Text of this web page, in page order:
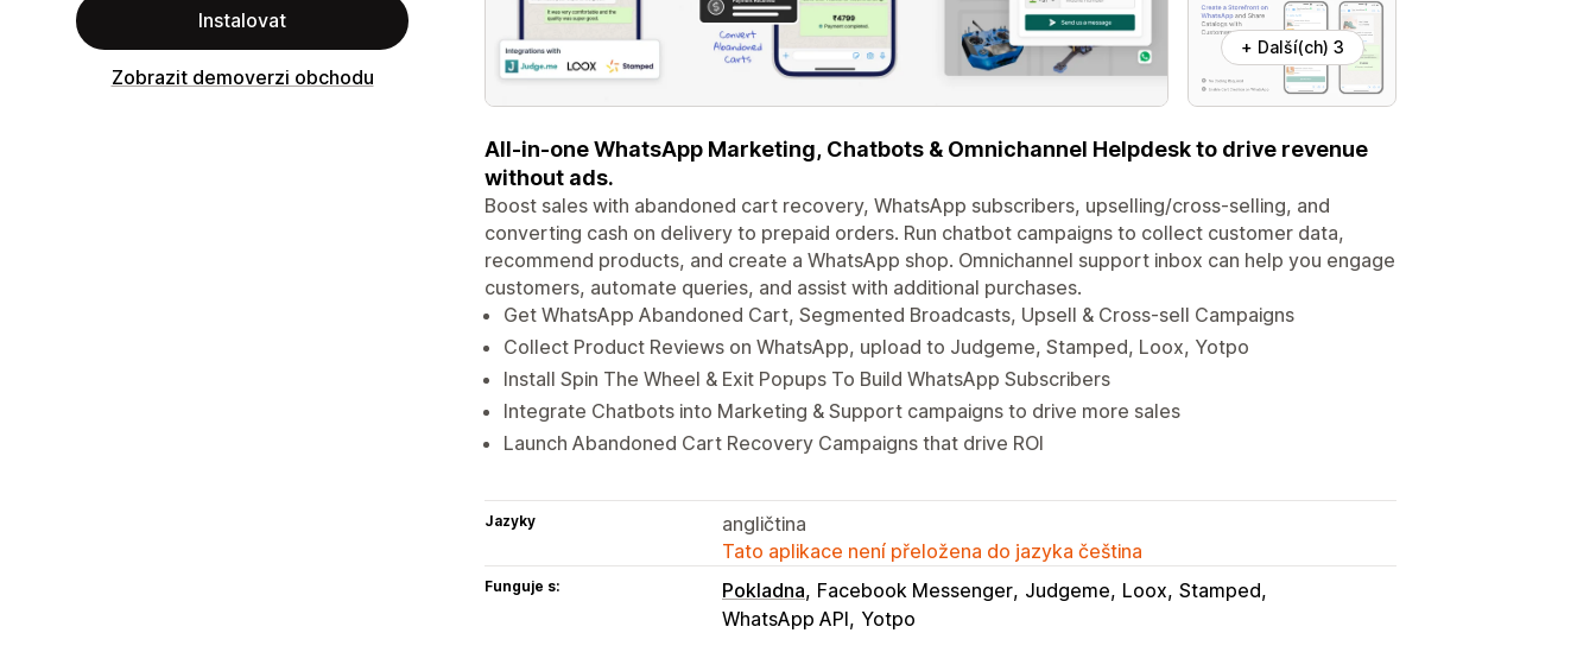
Instalovat
Zobrazit demoverzi obchodu
+ Další(ch) 3
All-in-one WhatsApp Marketing, Chatbots & Omnichannel Helpdesk to drive revenue
without ads.
Boost sales with abandoned cart recovery, WhatsApp subscribers, upselling/cross-selling, and
converting cash on delivery to prepaid orders. Run chatbot campaigns to collect customer data,
recommend products, and create a WhatsApp shop. Omnichannel support inbox can help you engage
customers, automate queries, and assist with additional purchases.
Get WhatsApp Abandoned Cart, Segmented Broadcasts, Upsell & Cross-sell Campaigns
Collect Product Reviews on WhatsApp, upload to Judgeme, Stamped, Loox, Yotpo
Install Spin The Wheel & Exit Popups To Build WhatsApp Subscribers
Integrate Chatbots into Marketing & Support campaigns to drive more sales
Launch Abandoned Cart Recovery Campaigns that drive ROI
Jazyky
angličtina
Tato aplikace není přeložena do jazyka čeština
Funguje s: Pokladna Facebook Messenger Judgeme Loox Stamped
WhatsApp API Yotpo